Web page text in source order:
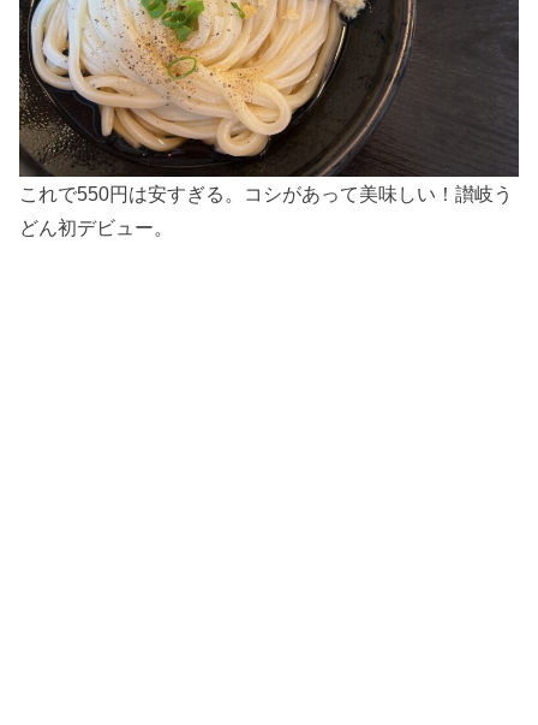
これで550円は安すぎる。コシがあって美味しい！讃岐う
どん初デビュー。